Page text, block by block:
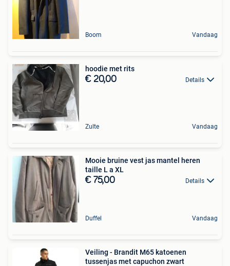
Boom Vandaag
hoodie met rits
€ 20,00 Details
Zulte Vandaag
Mooie bruine vest jas mantel heren
taille L a XL
€ 75,00 Details
Duffel Vandaag
Veiling - Brandit M65 katoenen
tussenjas met capuchon zwart